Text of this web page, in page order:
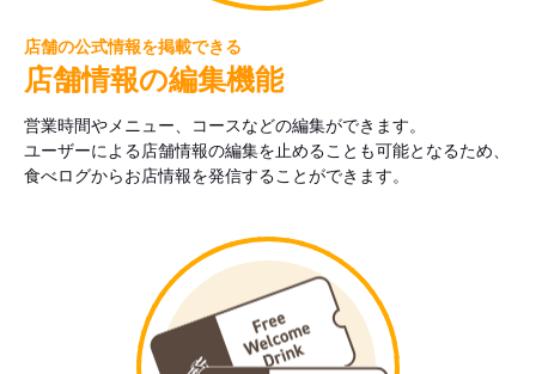
店舗の公式情報を掲載できる
店舗情報の編集機能
営業時間やメニュー、コースなどの編集ができます。
ユーザーによる店舗情報の編集を止めることも可能となるため、
食べログからお店情報を発信することができます。